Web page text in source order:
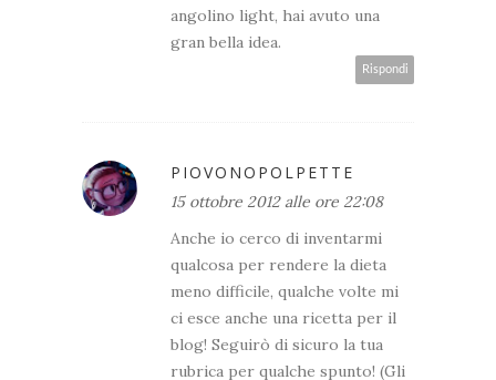
angolino light, hai avuto una
gran bella idea.
Rispondi
PIOVONOPOLPETTE
15 ottobre 2012 alle ore 22:08
Anche io cerco di inventarmi
qualcosa per rendere la dieta
meno difficile, qualche volte mi
ci esce anche una ricetta per il
blog! Seguirò di sicuro la tua
rubrica per qualche spunto! (Gli